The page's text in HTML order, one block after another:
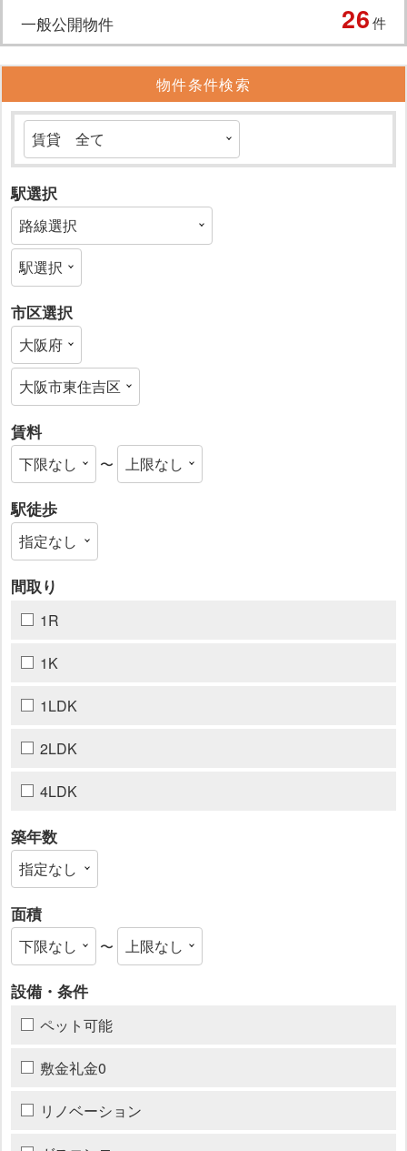
一般公開物件 26件
物件条件検索
駅選択
市区選択
賃料
〜
駅徒歩
間取り
1R
1K
1LDK
2LDK
4LDK
築年数
面積
〜
設備・条件
ペット可能
敷金礼金0
リノベーション